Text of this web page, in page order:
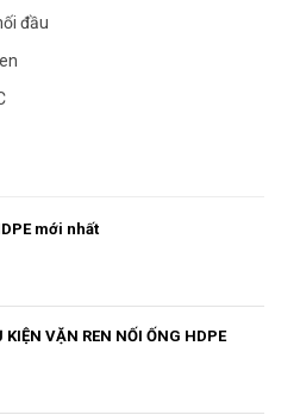
đầu
mới nhất
VẶN REN NỐI ỐNG HDPE